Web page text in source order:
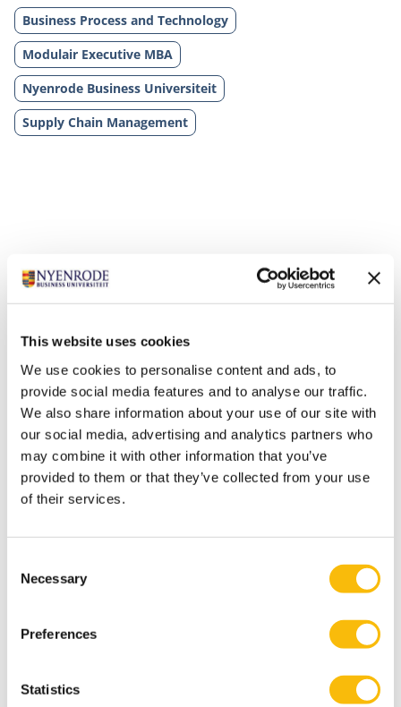
This website uses cookies
We use cookies to personalise content and ads, to
provide social media features and to analyse our traffic.
We also share information about your use of our site with
our social media, advertising and analytics partners who
may combine it with other information that you’ve
provided to them or that they’ve collected from your use
of their services.
Selection
Necessary
Preferences
Statistics
Business Process and Technology
Modulair Executive MBA
Nyenrode Business Universiteit
Supply Chain Management
Organisatieontwikkeling
24 september 2026
Locatie: